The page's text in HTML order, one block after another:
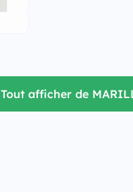
Tout afficher de